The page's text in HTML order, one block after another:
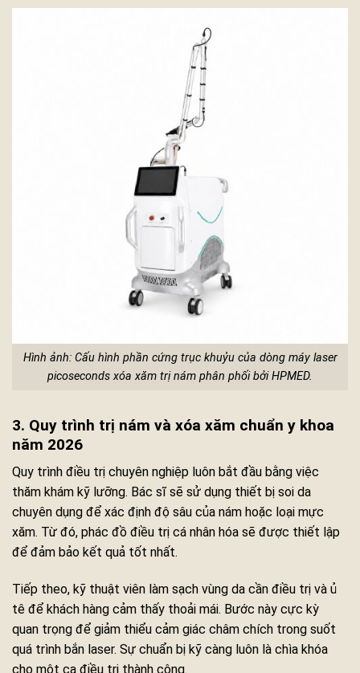
Hình ảnh: Cấu hình phần cứng trục khuỷu của dòng máy laser
picoseconds xóa xăm trị nám phân phối bởi HPMED.
3. Quy trình trị nám và xóa xăm chuẩn y khoa
năm 2026
Quy trình điều trị chuyên nghiệp luôn bắt đầu bằng việc
thăm khám kỹ lưỡng. Bác sĩ sẽ sử dụng thiết bị soi da
chuyên dụng để xác định độ sâu của nám hoặc loại mực
xăm. Từ đó, phác đồ điều trị cá nhân hóa sẽ được thiết lập
để đảm bảo kết quả tốt nhất.
Tiếp theo, kỹ thuật viên làm sạch vùng da cần điều trị và ủ
tê để khách hàng cảm thấy thoải mái. Bước này cực kỳ
quan trọng để giảm thiểu cảm giác châm chích trong suốt
quá trình bắn laser. Sự chuẩn bị kỹ càng luôn là chìa khóa
cho một ca điều trị thành công.